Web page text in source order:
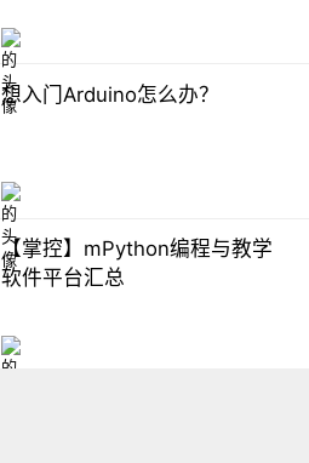
想入门Arduino怎么办？
【掌控】mPython编程与教学
软件平台汇总